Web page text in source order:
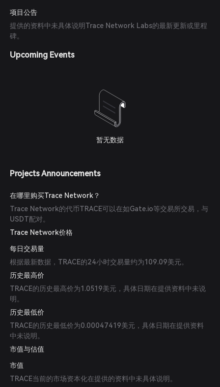
项目公告
提供的资料中未具体说明Trace Network Labs的最新更新或里程
碑。
Upcoming Events
暂无数据
Projects Announcements
在哪里购买Trace Network？
Trace Network的代币TRACE可以在如Gate.io等交易所交易，与
USDT配对。
Trace Network价格
每日交易量
根据最新数据，TRACE的24小时交易量约为109.09美元。
历史最高价
TRACE的历史最高价为1.0519美元，具体日期在提供资料中未说
明。
历史最低价
TRACE的历史最低价为0.00047419美元，具体日期在提供资料
中未说明。
市值与估值
市值
TRACE当前的市场资本化在提供的资料中未具体说明。